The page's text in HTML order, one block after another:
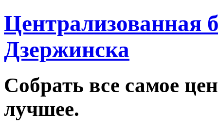
Централизованная
Дзержинска
Собрать все самое
лучшее.